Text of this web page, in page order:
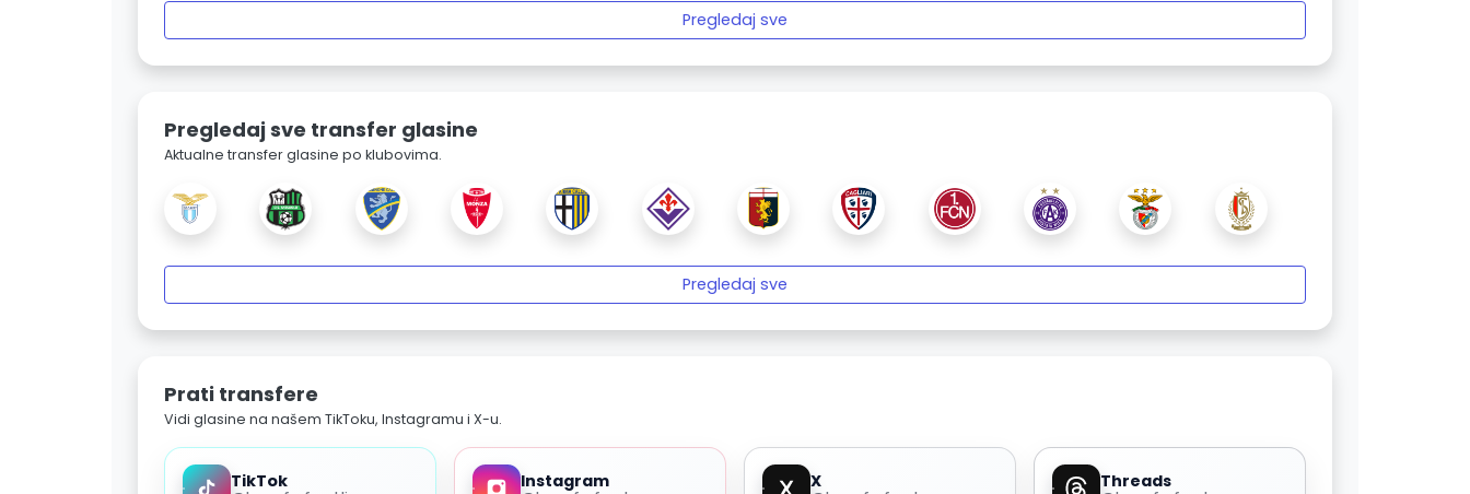
Pregledaj sve
Pregledaj sve transfer glasine
Aktualne transfer glasine po klubovima.
Pregledaj sve
Prati transfere
Vidi glasine na našem TikToku, Instagramu i X-u.
TikTok Instagram X Threads